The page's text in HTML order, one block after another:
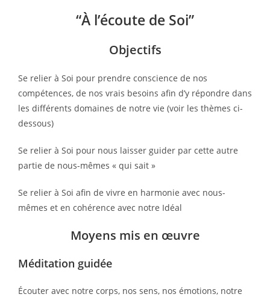
“À l’écoute de Soi”
Objectifs
Se relier à Soi pour prendre conscience de nos
compétences, de nos vrais besoins afin d’y répondre dans
les différents domaines de notre vie (voir les thèmes ci-
dessous)
Se relier à Soi pour nous laisser guider par cette autre
partie de nous-mêmes « qui sait »
Se relier à Soi afin de vivre en harmonie avec nous-
mêmes et en cohérence avec notre Idéal
Moyens mis en œuvre
Méditation guidée
Écouter avec notre corps, nos sens, nos émotions, notre